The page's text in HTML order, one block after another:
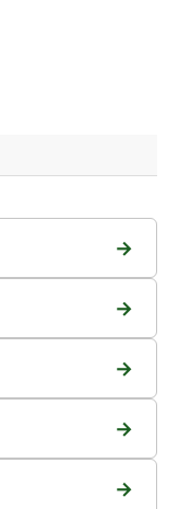
→
→
→
→
→